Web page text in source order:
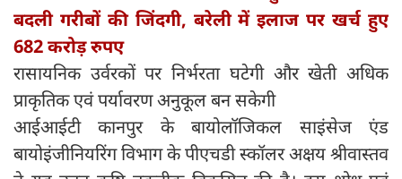
बदली गरीबों की जिंदगी, बरेली में इलाज पर खर्च हुए
682 करोड़ रुपए
रासायनिक उर्वरकों पर निर्भरता घटेगी और खेती अधिक
प्राकृतिक एवं पर्यावरण अनुकूल बन सकेगी
आईआईटी कानपुर के बायोलॉजिकल साइंसेज एंड
बायोइंजीनियरिंग विभाग के पीएचडी स्कॉलर अक्षय श्रीवास्तव